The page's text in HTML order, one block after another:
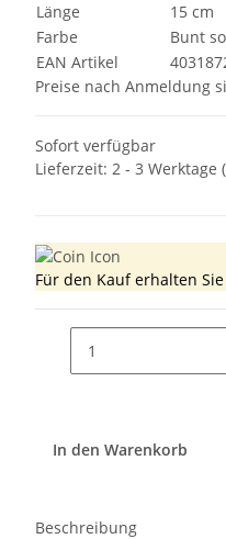
Länge
15 cm
Farbe
Bunt
EAN Artikel
Preise nach Anmeldung
Sofort verfügbar
Lieferzeit: 2 - 3 Werktage
Für den Kauf erhalten Sie
In den Warenkorb
Beschreibung